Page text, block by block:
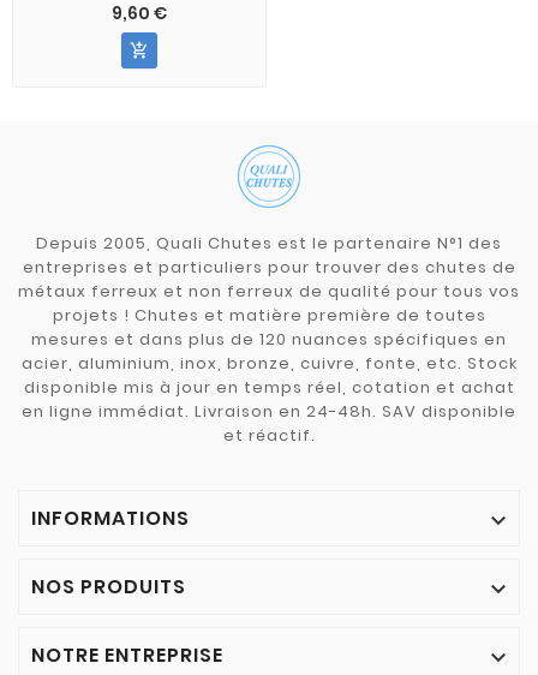
9,60 €

Depuis 2005, Quali Chutes est le partenaire N°1 des
entreprises et particuliers pour trouver des chutes de
métaux ferreux et non ferreux de qualité pour tous vos
projets ! Chutes et matière première de toutes
mesures et dans plus de 120 nuances spécifiques en
acier, aluminium, inox, bronze, cuivre, fonte, etc. Stock
disponible mis à jour en temps réel, cotation et achat
en ligne immédiat. Livraison en 24-48h. SAV disponible
et réactif.
INFORMATIONS 
NOS PRODUITS 
NOTRE ENTREPRISE 